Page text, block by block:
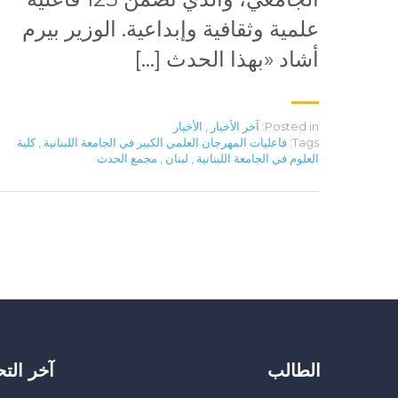
علمية وثقافية وإبداعية. الوزير بيرم
أشاد «بهذا الحدث […]
Posted in: آخر الأخبار
الأخبار
Tags: فاعليات المهرجان العلمي الكبير في الجامعة اللبنانية
كلية
العلوم في الجامعة اللبنانية
لبنان مجمع الحدث
الطالب آخر